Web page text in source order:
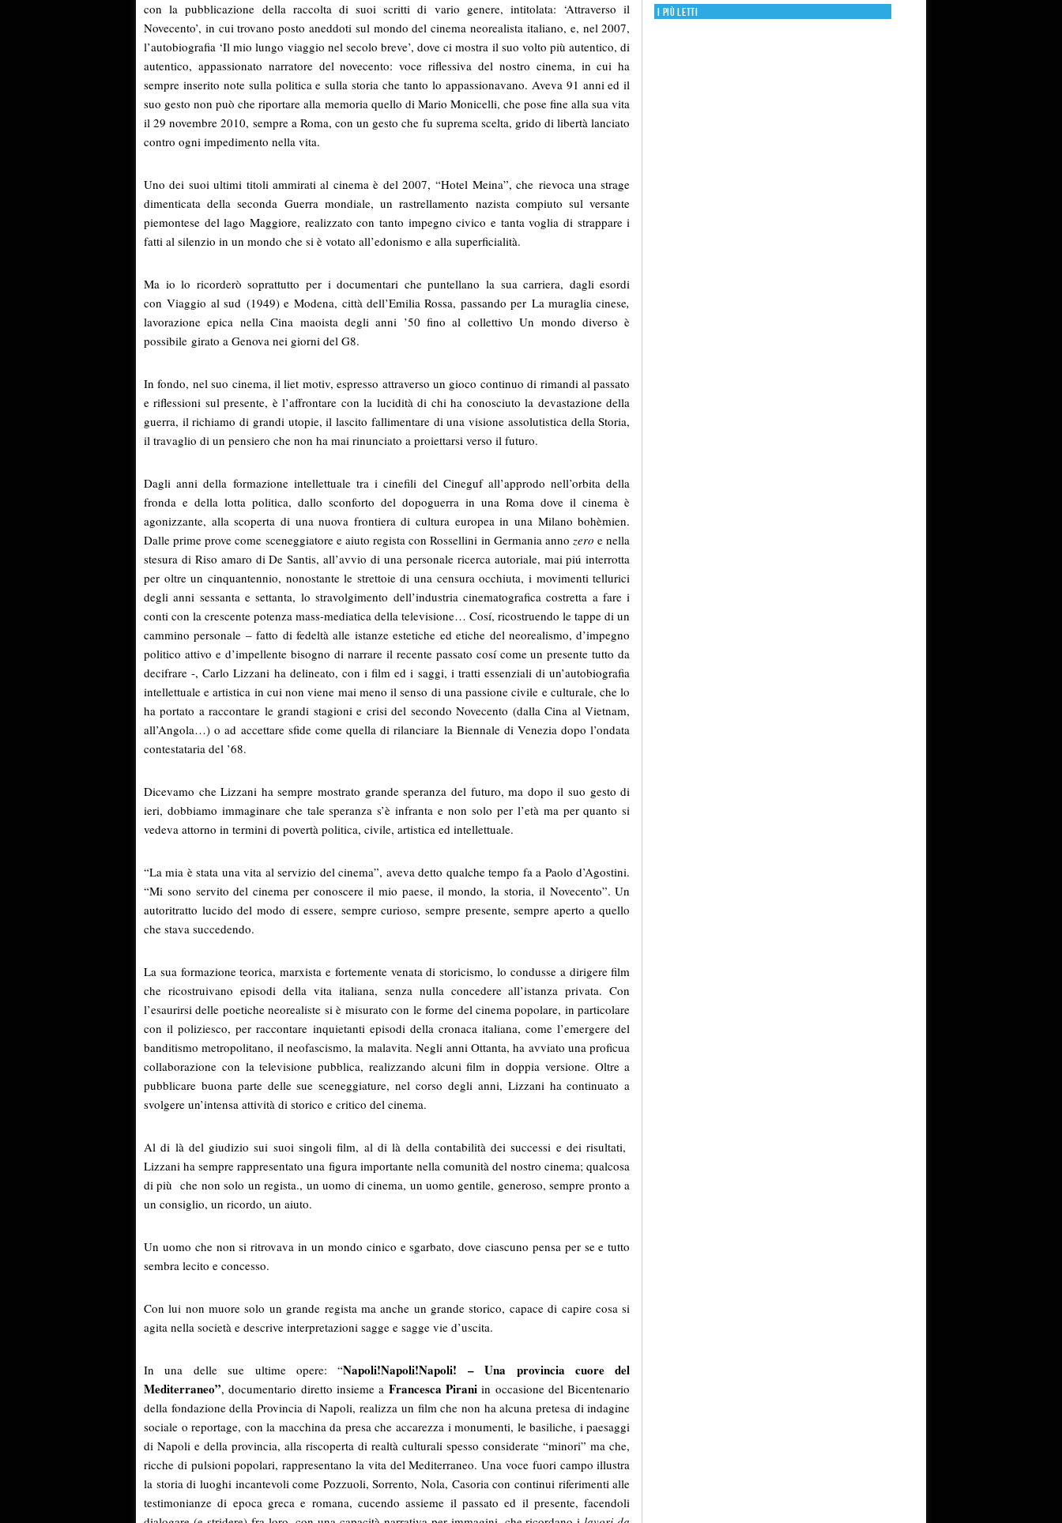
con la pubblicazione della raccolta di suoi scritti di vario genere, intitolata: ‘Attraverso il
Novecento’, in cui trovano posto aneddoti sul mondo del cinema neorealista italiano, e, nel 2007,
l’autobiografia ‘Il mio lungo viaggio nel secolo breve’, dove ci mostra il suo volto più autentico, di
autentico, appassionato narratore del novecento: voce riflessiva del nostro cinema, in cui ha
sempre inserito note sulla politica e sulla storia che tanto lo appassionavano. Aveva 91 anni ed il
suo gesto non può che riportare alla memoria quello di Mario Monicelli, che pose fine alla sua vita
il 29 novembre 2010, sempre a Roma, con un gesto che fu suprema scelta, grido di libertà lanciato
contro ogni impedimento nella vita.
Uno dei suoi ultimi titoli ammirati al cinema è del 2007, “Hotel Meina”, che rievoca una strage
dimenticata della seconda Guerra mondiale, un rastrellamento nazista compiuto sul versante
piemontese del lago Maggiore, realizzato con tanto impegno civico e tanta voglia di strappare i
fatti al silenzio in un mondo che si è votato all’edonismo e alla superficialità.
Ma io lo ricorderò soprattutto per i documentari che puntellano la sua carriera, dagli esordi
con Viaggio al sud (1949) e Modena, città dell’Emilia Rossa, passando per La muraglia cinese,
lavorazione epica nella Cina maoista degli anni ’50 fino al collettivo Un mondo diverso è
possibile girato a Genova nei giorni del G8.
In fondo, nel suo cinema, il liet motiv, espresso attraverso un gioco continuo di rimandi al passato
e riflessioni sul presente, è l’affrontare con la lucidità di chi ha conosciuto la devastazione della
guerra, il richiamo di grandi utopie, il lascito fallimentare di una visione assolutistica della Storia,
il travaglio di un pensiero che non ha mai rinunciato a proiettarsi verso il futuro.
Dagli anni della formazione intellettuale tra i cinefili del Cineguf all’approdo nell’orbita della
fronda e della lotta politica, dallo sconforto del dopoguerra in una Roma dove il cinema è
agonizzante, alla scoperta di una nuova frontiera di cultura europea in una Milano bohèmien.
Dalle prime prove come sceneggiatore e aiuto regista con Rossellini in Germania anno zero e nella
stesura di Riso amaro di De Santis, all’avvio di una personale ricerca autoriale, mai piú interrotta
per oltre un cinquantennio, nonostante le strettoie di una censura occhiuta, i movimenti tellurici
degli anni sessanta e settanta, lo stravolgimento dell’industria cinematografica costretta a fare i
conti con la crescente potenza mass-mediatica della televisione… Cosí, ricostruendo le tappe di un
cammino personale – fatto di fedeltà alle istanze estetiche ed etiche del neorealismo, d’impegno
politico attivo e d’impellente bisogno di narrare il recente passato cosí come un presente tutto da
decifrare -, Carlo Lizzani ha delineato, con i film ed i saggi, i tratti essenziali di un’autobiografia
intellettuale e artistica in cui non viene mai meno il senso di una passione civile e culturale, che lo
ha portato a raccontare le grandi stagioni e crisi del secondo Novecento (dalla Cina al Vietnam,
all’Angola…) o ad accettare sfide come quella di rilanciare la Biennale di Venezia dopo l’ondata
contestataria del ’68.
Dicevamo che Lizzani ha sempre mostrato grande speranza del futuro, ma dopo il suo gesto di
ieri, dobbiamo immaginare che tale speranza s’è infranta e non solo per l’età ma per quanto si
vedeva attorno in termini di povertà politica, civile, artistica ed intellettuale.
“La mia è stata una vita al servizio del cinema”, aveva detto qualche tempo fa a Paolo d’Agostini.
“Mi sono servito del cinema per conoscere il mio paese, il mondo, la storia, il Novecento”. Un
autoritratto lucido del modo di essere, sempre curioso, sempre presente, sempre aperto a quello
che stava succedendo.
La sua formazione teorica, marxista e fortemente venata di storicismo, lo condusse a dirigere film
che ricostruivano episodi della vita italiana, senza nulla concedere all’istanza privata. Con
l’esaurirsi delle poetiche neorealiste si è misurato con le forme del cinema popolare, in particolare
con il poliziesco, per raccontare inquietanti episodi della cronaca italiana, come l’emergere del
banditismo metropolitano, il neofascismo, la malavita. Negli anni Ottanta, ha avviato una proficua
collaborazione con la televisione pubblica, realizzando alcuni film in doppia versione. Oltre a
pubblicare buona parte delle sue sceneggiature, nel corso degli anni, Lizzani ha continuato a
svolgere un’intensa attività di storico e critico del cinema.
Al di là del giudizio sui suoi singoli film, al di là della contabilità dei successi e dei risultati,
Lizzani ha sempre rappresentato una figura importante nella comunità del nostro cinema; qualcosa
di più che non solo un regista., un uomo di cinema, un uomo gentile, generoso, sempre pronto a
un consiglio, un ricordo, un aiuto.
Un uomo che non si ritrovava in un mondo cinico e sgarbato, dove ciascuno pensa per se e tutto
sembra lecito e concesso.
Con lui non muore solo un grande regista ma anche un grande storico, capace di capire cosa si
agita nella società e descrive interpretazioni sagge e sagge vie d’uscita.
In una delle sue ultime opere: “Napoli!Napoli!Napoli! – Una provincia cuore del
Mediterraneo”, documentario diretto insieme a Francesca Pirani in occasione del Bicentenario
della fondazione della Provincia di Napoli, realizza un film che non ha alcuna pretesa di indagine
sociale o reportage, con la macchina da presa che accarezza i monumenti, le basiliche, i paesaggi
di Napoli e della provincia, alla riscoperta di realtà culturali spesso considerate “minori” ma che,
ricche di pulsioni popolari, rappresentano la vita del Mediterraneo. Una voce fuori campo illustra
la storia di luoghi incantevoli come Pozzuoli, Sorrento, Nola, Casoria con continui riferimenti alle
testimonianze di epoca greca e romana, cucendo assieme il passato ed il presente, facendoli
I più letti